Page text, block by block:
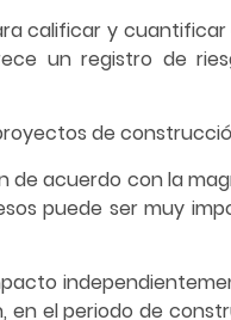
calificar y cuantificar
un registro de
de
de acuerdo con la
puede ser muy
el periodo de